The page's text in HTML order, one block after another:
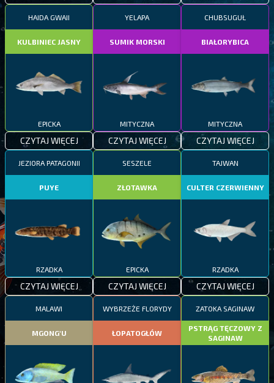
HAIDA GWAII
KULBINIEC JASNY
EPICKA
CZYTAJ WIĘCEJ
YELAPA
SUMIK MORSKI
MITYCZNA
CZYTAJ WIĘCEJ
CHUBSUGUŁ
BIAŁORYBICA
MITYCZNA
CZYTAJ WIĘCEJ
JEZIORA PATAGONII
PUYE
RZADKA
CZYTAJ WIĘCEJ
SESZELE
ZŁOTAWKA
EPICKA
CZYTAJ WIĘCEJ
TAJWAN
CULTER CZERWIENNY
RZADKA
CZYTAJ WIĘCEJ
MALAWI
MGONG'U
WYBRZEŻE FLORYDY
ŁOPATOGŁÓW
ZATOKA SAGINAW
PSTRĄG TĘCZOWY Z
SAGINAW